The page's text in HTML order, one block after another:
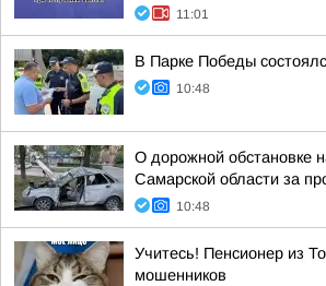
11:01
В Парке Победы
10:48
О дорожной обстановке
Самарской области за
10:48
Учитесь! Пенсионер из
мошенников